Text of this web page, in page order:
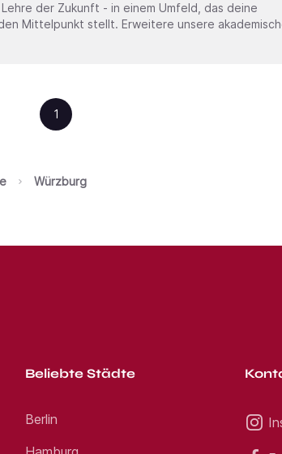
der Zukunft - in einem Umfeld, das deine
unsere akademische
1
Würzburg
Beliebte Städte
Berlin